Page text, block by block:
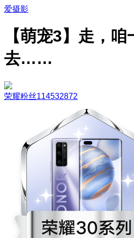
爱摄影
【萌宠3】走，
去……
荣耀粉丝114532872